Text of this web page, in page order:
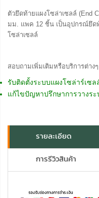
ตัวยึดท้ายแผงโซล่าเซลล์ (End
มม. แพค 12 ชิ้น เป็นอุปกรณ์ยึด
โซล่าเซลล์
สอบถามเพิ่มเติมหรือบริการต่าง
รับติดตั้งระบบแผงโซล่าร์เซล
แก้ไขปัญหาปรึกษาการวางร
รายละเอียด
การรีวิวสินค้า